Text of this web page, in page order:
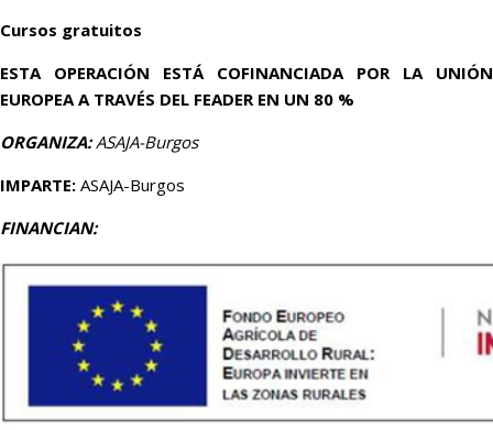
Cursos gratuitos
ESTA OPERACIÓN ESTÁ COFINANCIADA POR LA UNIÓN
EUROPEA A TRAVÉS DEL FEADER EN UN 80 %
ORGANIZA:ASAJA-Burgos
IMPARTE: ASAJA-Burgos
FINANCIAN: